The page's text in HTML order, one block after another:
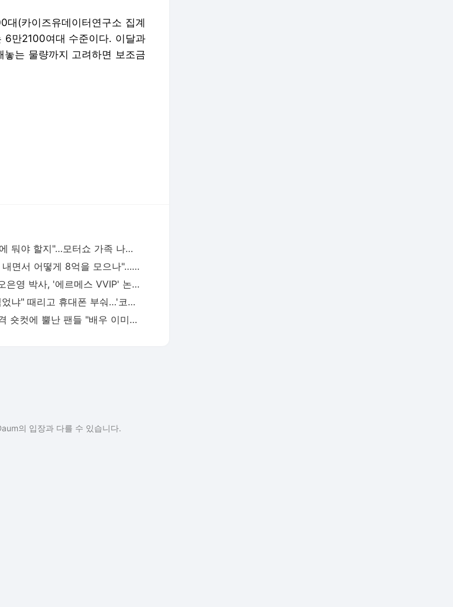
(카이즈유데이터연구소 집계
6만2100여대 수준이다. 이달과
는 물량까지 고려하면 보조금
"눈을 어디에 둬야 할지"…모터쇼 가족 나들이 갔다가 민망
"10년 월세 내면서 어떻게 8억을 모으나"…서민들 뿔났다
"속상해"…오은영 박사, '에르메스 VVIP' 논란 입 열었다
"내 사진 찍었냐" 때리고 휴대폰 부숴…'코빅' 징맨, 경찰 조사
송지효, 파격 숏컷에 뿔난 팬들 "배우 이미지 중요한데…"
의 입장과 다를 수 있습니다.